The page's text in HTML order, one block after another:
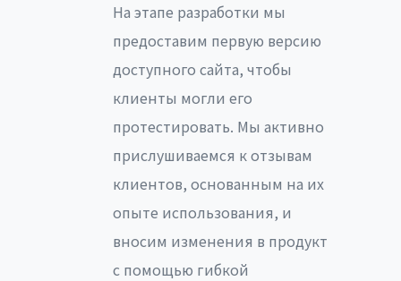
На этапе разработки мы
предоставим первую версию
доступного сайта, чтобы
клиенты могли его
протестировать. Мы активно
прислушиваемся к отзывам
клиентов, основанным на их
опыте использования, и
вносим изменения в продукт
с помощью гибкой